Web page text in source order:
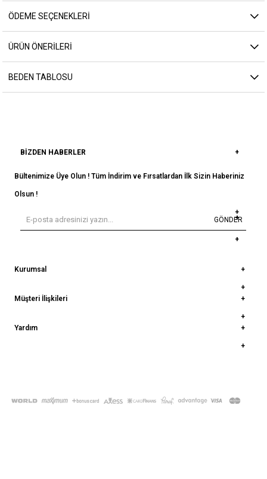
ÖDEME SEÇENEKLERI
ÜRÜN ÖNERILERI
BEDEN TABLOSU
BIZDEN HABERLER
Bültenimize Üye Olun ! Tüm İndirim ve Fırsatlardan İlk Sizin Haberiniz
Olsun !
GÖNDER
Kurumsal
Müşteri İlişkileri
Yardım